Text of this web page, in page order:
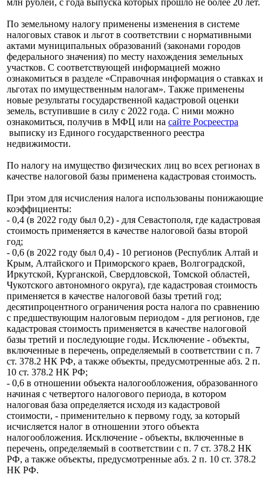
млн рублей, с года выпуска которых прошло не более 20 лет.
По земельному налогу применены изменения в системе
налоговых ставок и льгот в соответствии с нормативными
актами муниципальных образований (законами городов
федерального значения) по месту нахождения земельных
участков. С соответствующей информацией можно
ознакомиться в разделе «Справочная информация о ставках и
льготах по имущественным налогам». Также применены
новые результаты государственной кадастровой оценки
земель, вступившие в силу с 2022 года. С ними можно
ознакомиться, получив в МФЦ или на сайте Росреестра
выписку из Единого государственного реестра
недвижимости.
По налогу на имущество физических лиц во всех регионах в
качестве налоговой базы применена кадастровая стоимость.
При этом для исчисления налога использованы понижающие
коэффициенты:
- 0,4 (в 2022 году был 0,2) - для Севастополя, где кадастровая
стоимость применяется в качестве налоговой базы второй
год;
- 0,6 (в 2022 году был 0,4) - 10 регионов (Республик Алтай и
Крым, Алтайского и Приморского краев, Волгоградской,
Иркутской, Курганской, Свердловской, Томской областей,
Чукотского автономного округа), где кадастровая стоимость
применяется в качестве налоговой базы третий год;
десятипроцентного ограничения роста налога по сравнению
с предшествующим налоговым периодом - для регионов, где
кадастровая стоимость применяется в качестве налоговой
базы третий и последующие годы. Исключение - объекты,
включенные в перечень, определяемый в соответствии с п. 7
ст. 378.2 НК РФ, а также объекты, предусмотренные абз. 2 п.
10 ст. 378.2 НК РФ;
- 0,6 в отношении объекта налогообложения, образованного
начиная с четвертого налогового периода, в котором
налоговая база определяется исходя из кадастровой
стоимости, - применительно к первому году, за который
исчисляется налог в отношении этого объекта
налогообложения. Исключение - объекты, включенные в
перечень, определяемый в соответствии с п. 7 ст. 378.2 НК
РФ, а также объекты, предусмотренные абз. 2 п. 10 ст. 378.2
НК РФ.